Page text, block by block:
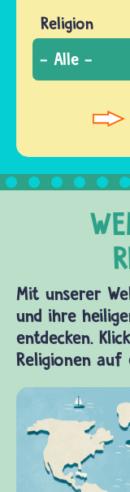
Religion
Mit unserer
und ihre
entdecken.
Religionen